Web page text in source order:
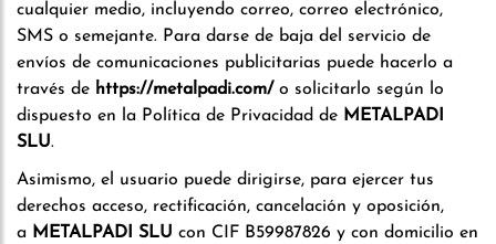
cualquier medio, incluyendo correo, correo electrónico,
SMS o semejante. Para darse de baja del servicio de
envíos de comunicaciones publicitarias puede hacerlo a
través de https://metalpadi.com/ o solicitarlo según lo
dispuesto en la Política de Privacidad de METALPADI
SLU.
Asimismo, el usuario puede dirigirse, para ejercer tus
derechos acceso, rectificación, cancelación y oposición,
a METALPADI SLU con CIF B59987826 y con domicilio en